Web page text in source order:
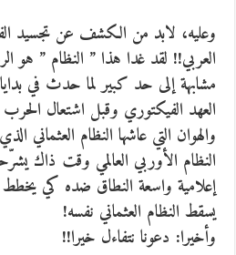
وعليه، لابد من الكشف عن تجسيد
العربي!! لقد غدا هذا ” النظام ”
مشابهة إلى حد كبير لما حدث في
العهد الفيكتوري وقبل اشتعال الحرب
والهوان التي عاشها النظام العثماني
النظام الأوربي العالمي وقت ذاك
إعلامية واسعة النطاق ضده كي
يسقط النظام العثماني نفسه!
وأخيرا: دعونا نتفاءل خيرا!!